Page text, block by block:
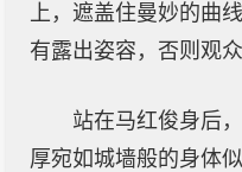
上，遮盖住曼妙的曲
有露出姿容，否则观
站在马红俊身后
厚宛如城墙般的身体